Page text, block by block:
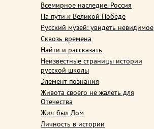
Всемирное наследие. Россия
На пути к Великой Победе
Русский музей: увидеть невидимое
Сквозь времена
Найти и рассказать
Неизвестные страницы истории
русской школы
Элемент познания
Живота своего не жалеть для
Отечества
Жил-был Дом
Личность в истории